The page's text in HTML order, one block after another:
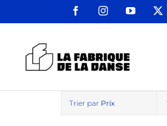
FacebookInstagramYouTube
Trier par Prix